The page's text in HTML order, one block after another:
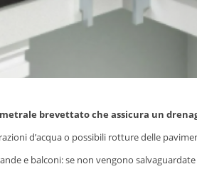
brevettato che assicura un
d’acqua o possibili rotture delle
e balconi: se non vengono